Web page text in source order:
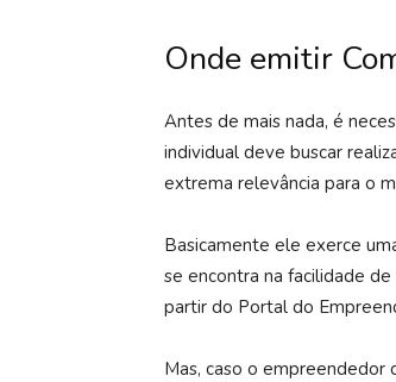
Onde emitir
Antes de mais nada, é
individual deve buscar
extrema relevância para o
Basicamente ele exerce
se encontra na facilidade
partir do Portal do
Mas, caso o